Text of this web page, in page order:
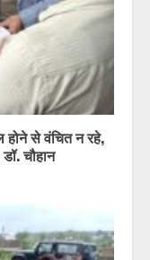
होने से वंचित न रहे,
चौहान